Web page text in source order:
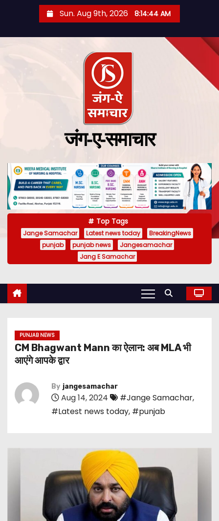
Sun. Aug 9th, 2026 8:14:45 AM
जंग-ए-समाचार
Top Tags
Jange Samachar Latest news today
BreakingNews
punjab
punjab news
Jangesamachar
Jang E Samachar
PUNJAB NEWS
CM Bhagwant Mann का ऐलान: अब MLA भी
आएंगे आपके द्वार
By jangesamachar
Aug 14, 2024 #Jange Samachar,
#Latest news today, #punjab